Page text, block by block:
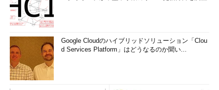
Google Cloudのハイブリッドソリューション「Clou
d Services Platform」はどうなるのか聞い...